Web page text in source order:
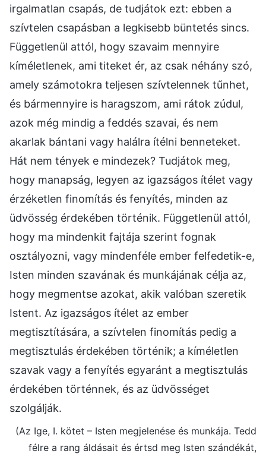
irgalmatlan csapás, de tudjátok ezt: ebben a
szívtelen csapásban a legkisebb büntetés sincs.
Függetlenül attól, hogy szavaim mennyire
kíméletlenek, ami titeket ér, az csak néhány szó,
amely számotokra teljesen szívtelennek tűnhet,
és bármennyire is haragszom, ami rátok zúdul,
azok még mindig a feddés szavai, és nem
akarlak bántani vagy halálra ítélni benneteket.
Hát nem tények e mindezek? Tudjátok meg,
hogy manapság, legyen az igazságos ítélet vagy
érzéketlen finomítás és fenyítés, minden az
üdvösség érdekében történik. Függetlenül attól,
hogy ma mindenkit fajtája szerint fognak
osztályozni, vagy mindenféle ember felfedetik-e,
Isten minden szavának és munkájának célja az,
hogy megmentse azokat, akik valóban szeretik
Istent. Az igazságos ítélet az ember
megtisztítására, a szívtelen finomítás pedig a
megtisztulás érdekében történik; a kíméletlen
szavak vagy a fenyítés egyaránt a megtisztulás
érdekében történnek, és az üdvösséget
szolgálják.
(Az Ige, I. kötet – Isten megjelenése és munkája. Tedd
félre a rang áldásait és értsd meg Isten szándékát,